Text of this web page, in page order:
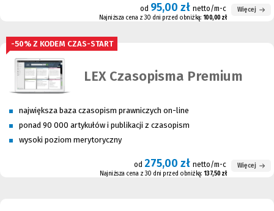
od 95,00 zł netto/m-c
Najniższa cena z 30 dni przed obniżką: 100,00 zł
Więcej
-50% Z KODEM CZAS-START
LEX Czasopisma Premium
największa baza czasopism prawniczych on-line
ponad 90 000 artykułów i publikacji z czasopism
wysoki poziom merytoryczny
od 275,00 zł netto/m-c
Najniższa cena z 30 dni przed obniżką: 137,50 zł
Więcej